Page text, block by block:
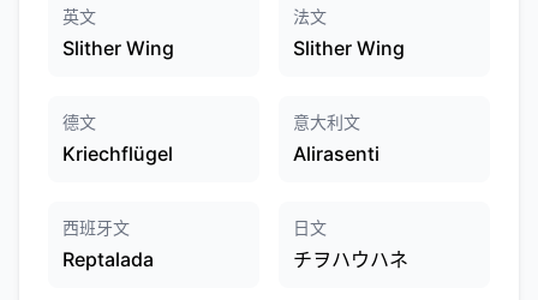
英文
Slither Wing
法文
Slither Wing
德文
Kriechflügel
意大利文
Alirasenti
西班牙文
Reptalada
日文
チヲハウハネ